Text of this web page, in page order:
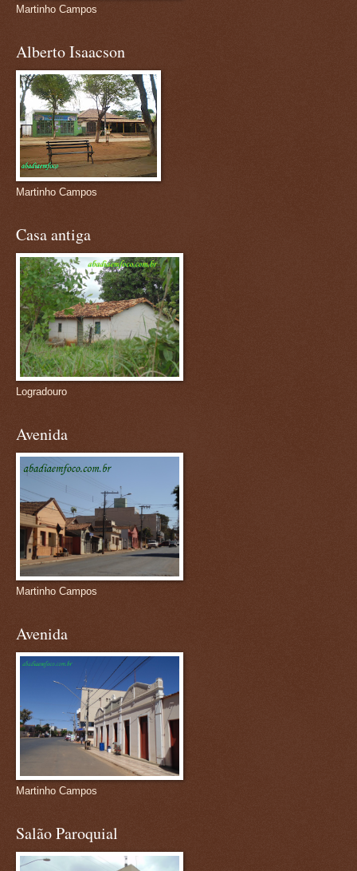
Martinho Campos
Alberto Isaacson
Martinho Campos
Casa antiga
Logradouro
Avenida
Martinho Campos
Avenida
Martinho Campos
Salão Paroquial